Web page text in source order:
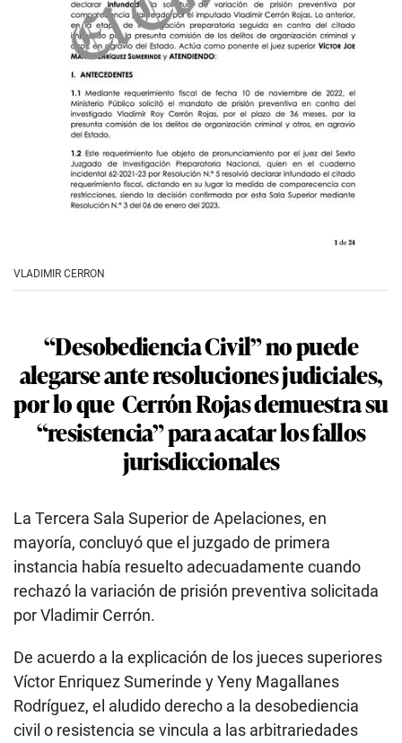
VLADIMIR CERRON
“Desobediencia Civil” no puede
alegarse ante resoluciones judiciales,
por lo que Cerrón Rojas demuestra su
“resistencia” para acatar los fallos
jurisdiccionales
La Tercera Sala Superior de Apelaciones, en
mayoría, concluyó que el juzgado de primera
instancia había resuelto adecuadamente cuando
rechazó la variación de prisión preventiva solicitada
por Vladimir Cerrón.
De acuerdo a la explicación de los jueces superiores
Víctor Enriquez Sumerinde y Yeny Magallanes
Rodríguez, el aludido derecho a la desobediencia
civil o resistencia se vincula a las arbitrariedades